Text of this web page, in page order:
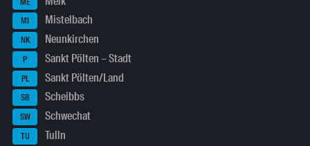
MI Mistelbach
NK Neunkirchen
P Sankt Pölten – Stadt
PL Sankt Pölten/Land
SB Scheibbs
SW Schwechat
TU Tulln